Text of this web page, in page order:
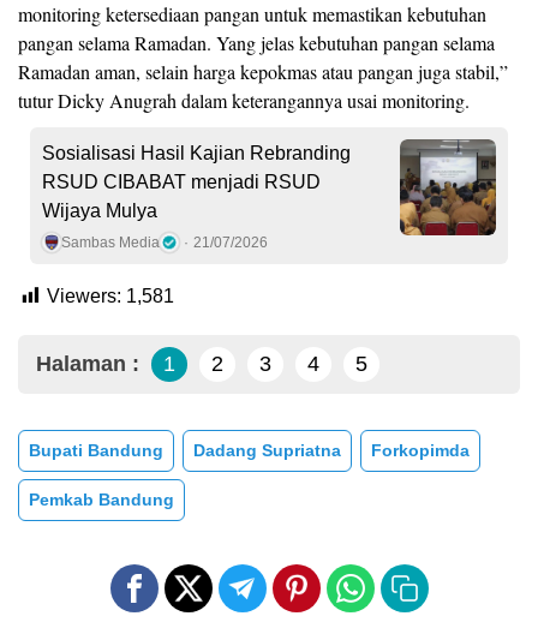
monitoring ketersediaan pangan untuk memastikan kebutuhan
pangan selama Ramadan. Yang jelas kebutuhan pangan selama
Ramadan aman, selain harga kepokmas atau pangan juga stabil,”
tutur Dicky Anugrah dalam keterangannya usai monitoring.
Sosialisasi Hasil Kajian Rebranding
RSUD CIBABAT menjadi RSUD
Wijaya Mulya
Sambas Media 21/07/2026
Viewers: 1,581
Halaman : 1 2 3 4 5
Bupati Bandung Dadang Supriatna Forkopimda
Pemkab Bandung